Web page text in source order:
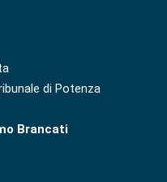
di Potenza
Brancati